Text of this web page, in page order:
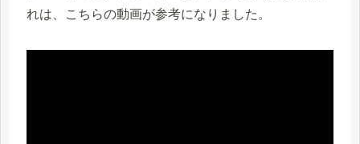
れは、こちらの動画が参考になりました。